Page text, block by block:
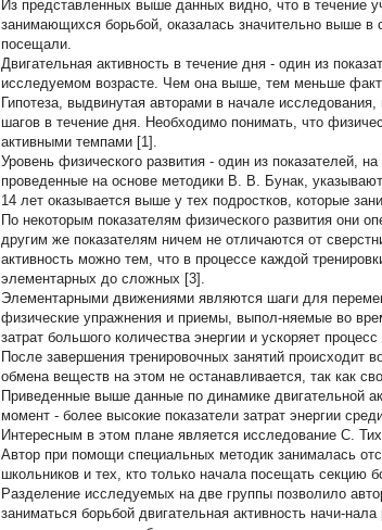
Из представленных выше данных видно, что в течение
занимающихся борьбой, оказалась значительно выше
посещали.
Двигательная активность в течение дня - один из
исследуемом возрасте. Чем она выше, тем меньше
Гипотеза, выдвинутая авторами в начале
шагов в течение дня. Необходимо понимать, что
активными темпами [1].
Уровень физического развития - один из показателей,
проведенные на основе методики В. В. Бунак,
14 лет оказывается выше у тех подростков, которые
По некоторым показателям физического развития они
другим же показателям ничем не отличаются от
активность можно тем, что в процессе каждой
элементарных до сложных [3].
Элементарными движениями являются шаги для
физические упражнения и приемы, выпол-няемые во
затрат большого количества энергии и ускоряет
После завершения тренировочных занятий происходит
обмена веществ на этом не останавливается, так как
Приведенные выше данные по динамике двигательной
момент - более высокие показатели затрат энергии
Интересным в этом плане является исследование С.
Автор при помощи специальных методик занималась
школьников и тех, кто только начала посещать секцию
Разделение исследуемых на две группы позволило
заниматься борьбой двигательная активность начи-